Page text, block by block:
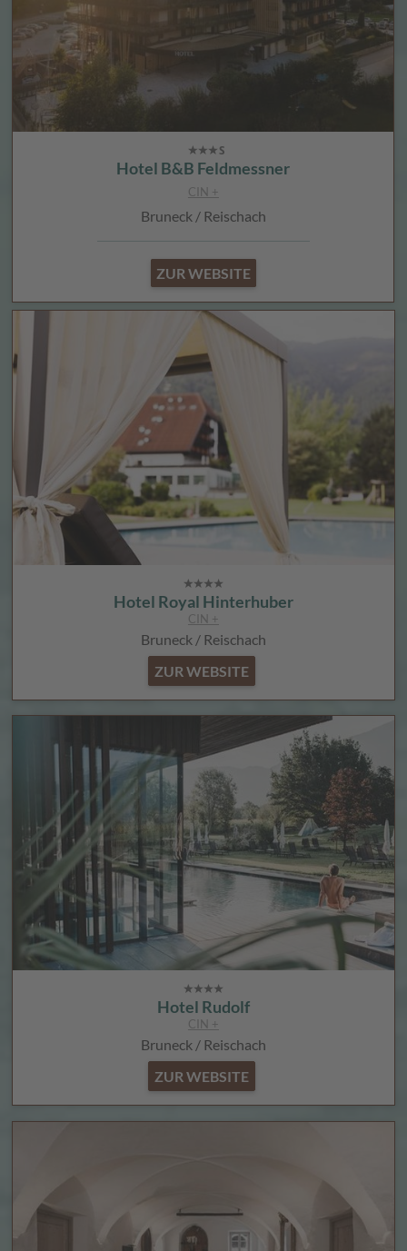
Hotel B&B Feldmessner
CIN +
Bruneck / Reischach
ZUR WEBSITE
Hotel Royal Hinterhuber
CIN +
Bruneck / Reischach
ZUR WEBSITE
Hotel Rudolf
CIN +
Bruneck / Reischach
ZUR WEBSITE